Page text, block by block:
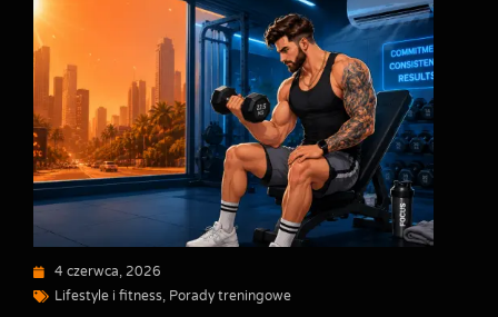
4 czerwca, 2026
Lifestyle i fitness, Porady treningowe